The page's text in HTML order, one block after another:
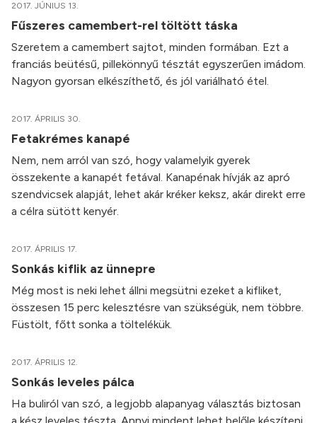
2017. JÚNIUS 13.
Fűszeres camembert-rel töltött táska
Szeretem a camembert sajtot, minden formában. Ezt a
franciás beütésű, pillekönnyű tésztát egyszerűen imádom.
Nagyon gyorsan elkészíthető, és jól variálható étel.
2017. ÁPRILIS 30.
Fetakrémes kanapé
Nem, nem arról van szó, hogy valamelyik gyerek
összekente a kanapét fetával. Kanapénak hívják az apró
szendvicsek alapját, lehet akár kréker keksz, akár direkt erre
a célra sütött kenyér.
2017. ÁPRILIS 17.
Sonkás kiflik az ünnepre
Még most is neki lehet állni megsütni ezeket a kifliket,
összesen 15 perc kelesztésre van szükségük, nem többre.
Füstölt, főtt sonka a töltelékük.
2017. ÁPRILIS 12.
Sonkás leveles pálca
Ha buliról van szó, a legjobb alapanyag választás biztosan